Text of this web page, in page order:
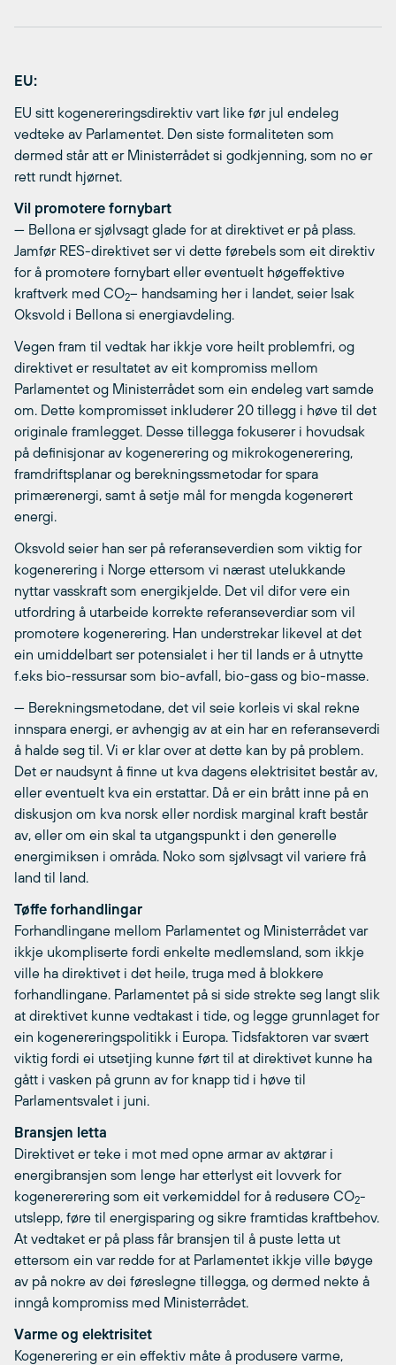
EU:
EU sitt kogenereringsdirektiv vart like før jul endeleg
vedteke av Parlamentet. Den siste formaliteten som
dermed står att er Ministerrådet si godkjenning, som no er
rett rundt hjørnet.
Vil promotere fornybart
— Bellona er sjølvsagt glade for at direktivet er på plass.
Jamfør RES-direktivet ser vi dette førebels som eit direktiv
for å promotere fornybart eller eventuelt høgeffektive
kraftverk med CO2– handsaming her i landet, seier Isak
Oksvold i Bellona si energiavdeling.
Vegen fram til vedtak har ikkje vore heilt problemfri, og
direktivet er resultatet av eit kompromiss mellom
Parlamentet og Ministerrådet som ein endeleg vart samde
om. Dette kompromisset inkluderer 20 tillegg i høve til det
originale framlegget. Desse tillegga fokuserer i hovudsak
på definisjonar av kogenerering og mikrokogenerering,
framdriftsplanar og berekningssmetodar for spara
primærenergi, samt å setje mål for mengda kogenerert
energi.
Oksvold seier han ser på referanseverdien som viktig for
kogenerering i Norge ettersom vi nærast utelukkande
nyttar vasskraft som energikjelde. Det vil difor vere ein
utfordring å utarbeide korrekte referanseverdiar som vil
promotere kogenerering. Han understrekar likevel at det
ein umiddelbart ser potensialet i her til lands er å utnytte
f.eks bio-ressursar som bio-avfall, bio-gass og bio-masse.
— Berekningsmetodane, det vil seie korleis vi skal rekne
innspara energi, er avhengig av at ein har en referanseverdi
å halde seg til. Vi er klar over at dette kan by på problem.
Det er naudsynt å finne ut kva dagens elektrisitet består av,
eller eventuelt kva ein erstattar. Då er ein brått inne på en
diskusjon om kva norsk eller nordisk marginal kraft består
av, eller om ein skal ta utgangspunkt i den generelle
energimiksen i områda. Noko som sjølvsagt vil variere frå
land til land.
Tøffe forhandlingar
Forhandlingane mellom Parlamentet og Ministerrådet var
ikkje ukompliserte fordi enkelte medlemsland, som ikkje
ville ha direktivet i det heile, truga med å blokkere
forhandlingane. Parlamentet på si side strekte seg langt slik
at direktivet kunne vedtakast i tide, og legge grunnlaget for
ein kogenereringspolitikk i Europa. Tidsfaktoren var svært
viktig fordi ei utsetjing kunne ført til at direktivet kunne ha
gått i vasken på grunn av for knapp tid i høve til
Parlamentsvalet i juni.
Bransjen letta
Direktivet er teke i mot med opne armar av aktørar i
energibransjen som lenge har etterlyst eit lovverk for
kogenererering som eit verkemiddel for å redusere CO2-
utslepp, føre til energisparing og sikre framtidas kraftbehov.
At vedtaket er på plass får bransjen til å puste letta ut
ettersom ein var redde for at Parlamentet ikkje ville bøyge
av på nokre av dei føreslegne tillegga, og dermed nekte å
inngå kompromiss med Ministerrådet.
Varme og elektrisitet
Kogenerering er ein effektiv måte å produsere varme,